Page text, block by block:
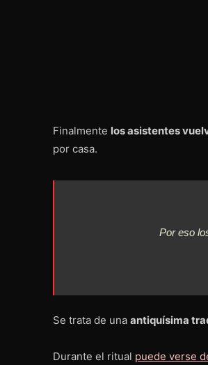
Finalmente los asistentes
por casa.
Por eso
Se trata de una antiquísima
Durante el ritual puede verse